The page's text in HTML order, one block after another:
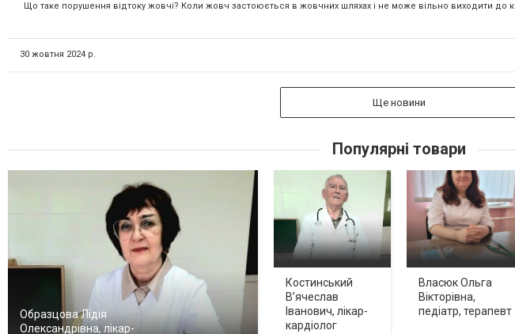
Що таке порушення відтоку жовчі? Коли жовч застоюється в жовчних шляхах і не може вільно виходити до
30 жовтня 2024 р.
Ще новини
Популярні товари
Образцова Лідія
Олександрівна, лікар-
Костинський
В’ячеслав
Іванович, лікар-
кардіолог
Власюк Ольга
Вікторівна,
педіатр, терапевт